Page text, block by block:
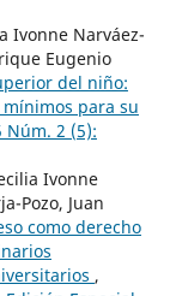
Ivonne Narváez-
Eugenio
del niño:
para su
Núm. 2 (5):
Ivonne
Pozo, Juan
como derecho
,